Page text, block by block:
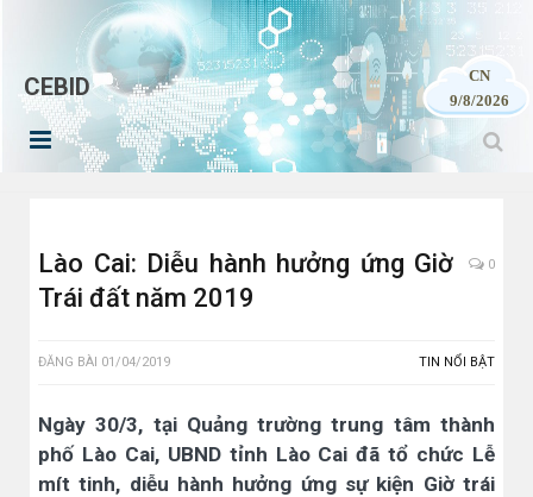
CEBID
CN
9/8/2026
Lào Cai: Diễu hành hưởng ứng Giờ
Trái đất năm 2019
0
ĐĂNG BÀI 01/04/2019 TIN NỔI BẬT
Ngày 30/3, tại Quảng trường trung tâm thành
phố Lào Cai, UBND tỉnh Lào Cai đã tổ chức Lễ
mít tinh, diễu hành hưởng ứng sự kiện Giờ trái